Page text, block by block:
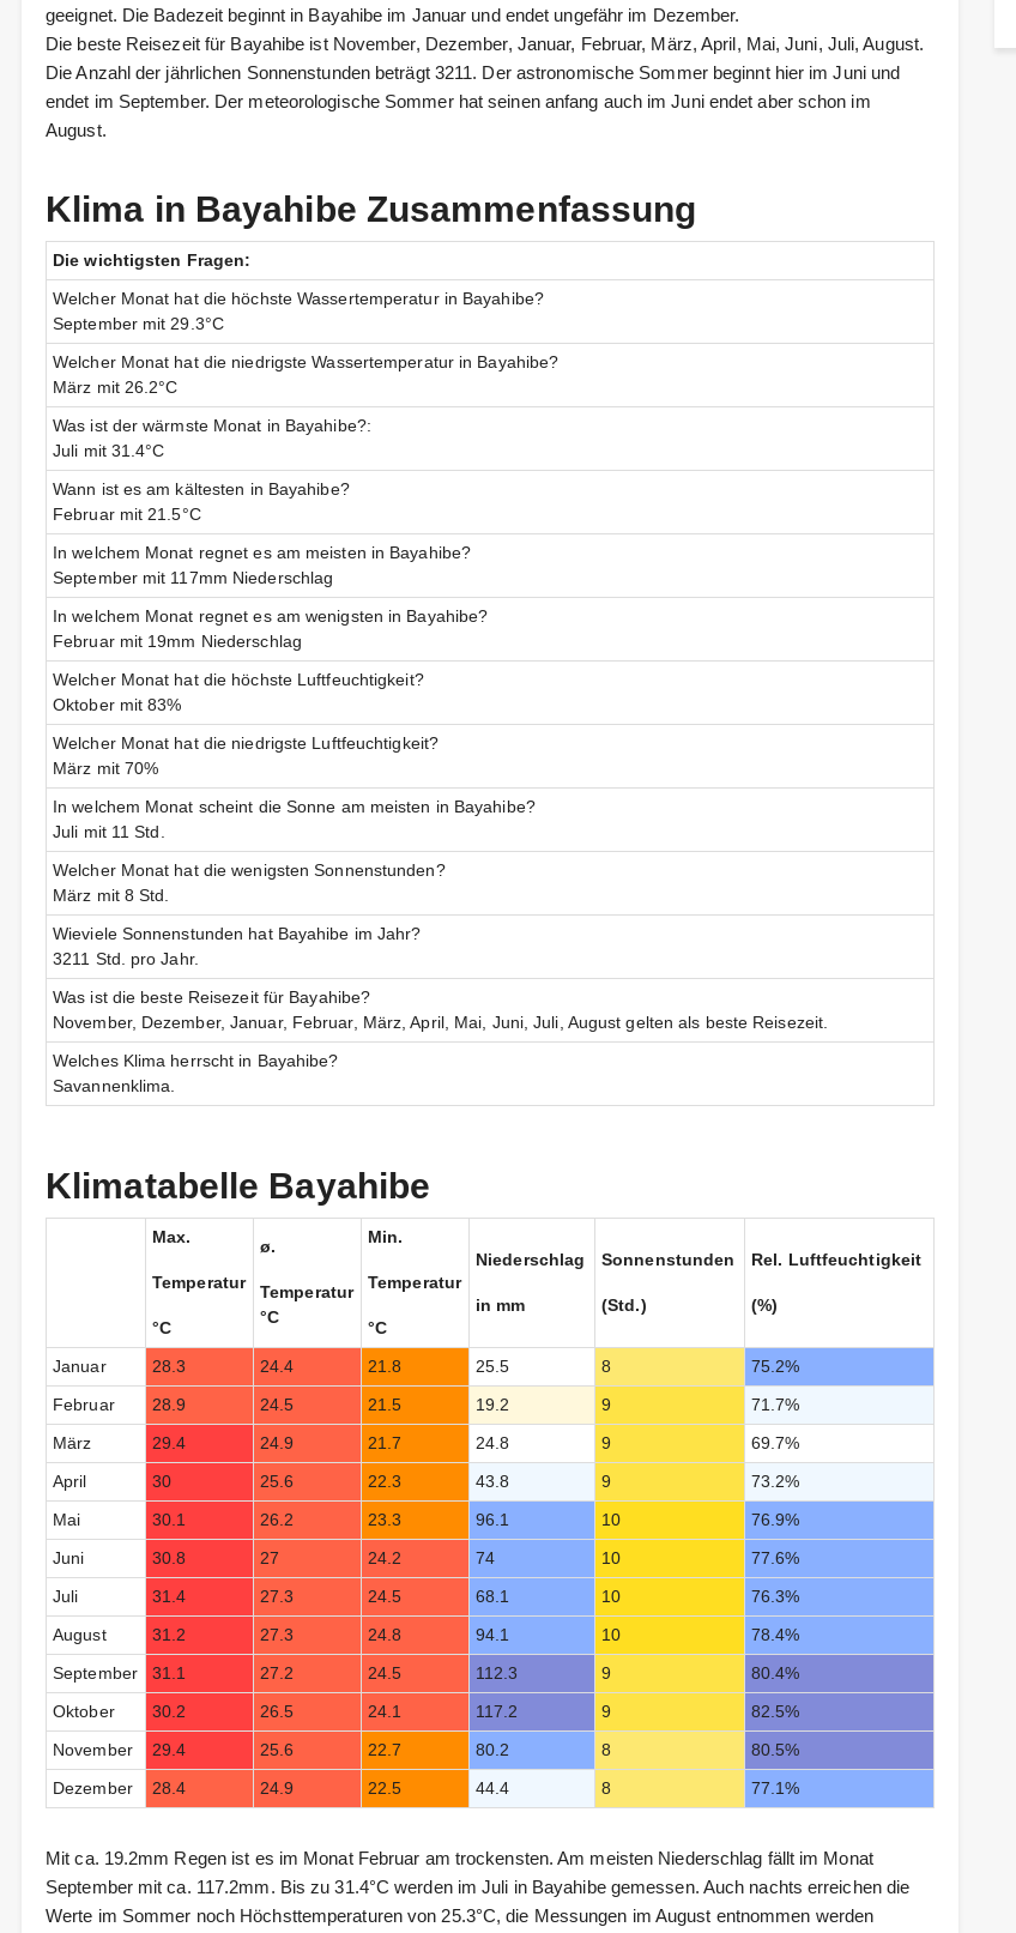
geeignet. Die Badezeit beginnt in Bayahibe im Januar und endet ungefähr im Dezember.
Die beste Reisezeit für Bayahibe ist November, Dezember, Januar, Februar, März, April, Mai, Juni, Juli, August.
Die Anzahl der jährlichen Sonnenstunden beträgt 3211. Der astronomische Sommer beginnt hier im Juni und
endet im September. Der meteorologische Sommer hat seinen anfang auch im Juni endet aber schon im
August.
Klima in Bayahibe Zusammenfassung
Die wichtigsten Fragen:
Welcher Monat hat die höchste Wassertemperatur in Bayahibe?
September mit 29.3°C
Welcher Monat hat die niedrigste Wassertemperatur in Bayahibe?
März mit 26.2°C
Was ist der wärmste Monat in Bayahibe?:
Juli mit 31.4°C
Wann ist es am kältesten in Bayahibe?
Februar mit 21.5°C
In welchem Monat regnet es am meisten in Bayahibe?
September mit 117mm Niederschlag
In welchem Monat regnet es am wenigsten in Bayahibe?
Februar mit 19mm Niederschlag
Welcher Monat hat die höchste Luftfeuchtigkeit?
Oktober mit 83%
Welcher Monat hat die niedrigste Luftfeuchtigkeit?
März mit 70%
In welchem Monat scheint die Sonne am meisten in Bayahibe?
Juli mit 11 Std.
Welcher Monat hat die wenigsten Sonnenstunden?
März mit 8 Std.
Wieviele Sonnenstunden hat Bayahibe im Jahr?
3211 Std. pro Jahr.
Was ist die beste Reisezeit für Bayahibe?
November, Dezember, Januar, Februar, März, April, Mai, Juni, Juli, August gelten als beste Reisezeit.
Welches Klima herrscht in Bayahibe?
Savannenklima.
Klimatabelle Bayahibe
Max.
Temperatur
°C
ø.
Temperatur
°C
Min.
Temperatur
°C
Niederschlag
in mm
Sonnenstunden
(Std.)
Rel. Luftfeuchtigkeit
(%)
Januar 28.3 24.4 21.8 25.5 8 75.2%
Februar 28.9 24.5 21.5 19.2 9 71.7%
März 29.4 24.9 21.7 24.8 9 69.7%
April 30 25.6 22.3 43.8 9 73.2%
Mai 30.1 26.2 23.3 96.1 10 76.9%
Juni 30.8 27 24.2 74 10 77.6%
Juli 31.4 27.3 24.5 68.1 10 76.3%
August 31.2 27.3 24.8 94.1 10 78.4%
September 31.1 27.2 24.5 112.3 9 80.4%
Oktober 30.2 26.5 24.1 117.2 9 82.5%
November 29.4 25.6 22.7 80.2 8 80.5%
Dezember 28.4 24.9 22.5 44.4 8 77.1%
Mit ca. 19.2mm Regen ist es im Monat Februar am trockensten. Am meisten Niederschlag fällt im Monat
September mit ca. 117.2mm. Bis zu 31.4°C werden im Juli in Bayahibe gemessen. Auch nachts erreichen die
Werte im Sommer noch Höchsttemperaturen von 25.3°C, die Messungen im August entnommen werden